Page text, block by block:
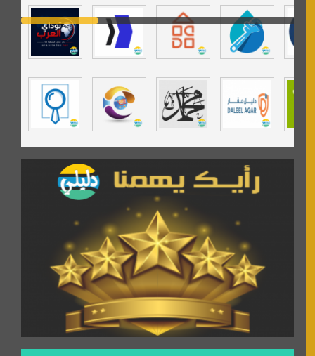
موقع حراج خدمة
تي في قران
موسوعة نور الرحمن
مندى غرام
مردة سوفت
السبيل